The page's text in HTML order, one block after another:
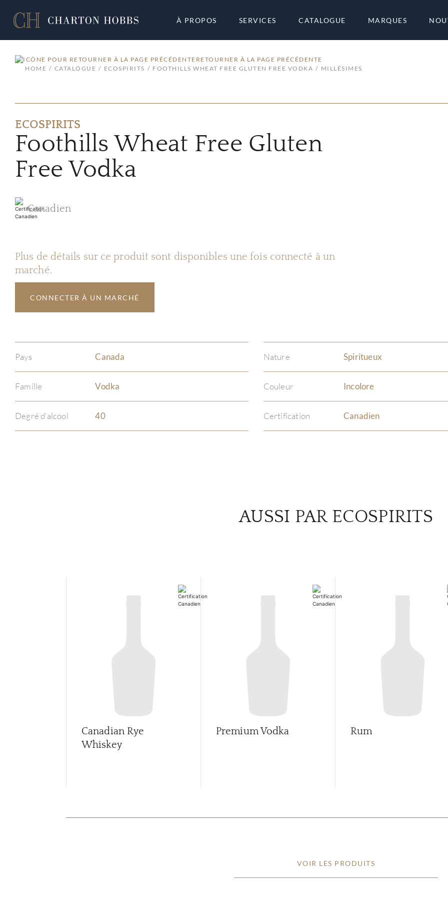
À PROPOS SERVICES CATALOGUE MARQUES
RETOURNER À LA PAGE PRÉCÉDENTE
HOME
CATALOGUE ECOSPIRITS FOOTHILLS WHEAT FREE GLUTEN FREE VODKA MILLÉSIMES
ECOSPIRITS
Foothills Wheat Free Gluten
Free Vodka
Canadien
Plus de détails sur ce produit sont disponibles une fois connecté à un
marché.
CONNECTER À UN MARCHÉ
Pays Canada Nature Spiritueux
Famille Vodka Couleur Incolore
Degré d'alcool 40 Certification Canadien
AUSSI PAR ECOSPIRITS
Canadian Rye
Whiskey
Premium Vodka Rum
VOIR LES PRODUITS